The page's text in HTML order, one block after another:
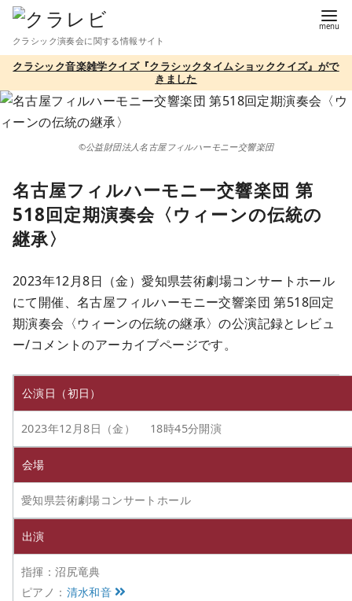
テ
ツ
へ
クラシック演奏会に関する情報サイト
クラシック音楽雑学クイズ『クラシックタイムショッククイズ』がで
きました
©公益財団法人名古屋フィルハーモニー交響楽団
名古屋フィルハーモニー交響楽団 第
518回定期演奏会〈ウィーンの伝統の
継承〉
2023年12月8日（金）愛知県芸術劇場コンサートホール
にて開催、名古屋フィルハーモニー交響楽団 第518回定
期演奏会〈ウィーンの伝統の継承〉の公演記録とレビュ
ー/コメントのアーカイブページです。
公演日（初日）
2023年12月8日（金） 18時45分開演
会場
愛知県芸術劇場コンサートホール
出演
指揮：沼尻竜典
ピアノ： 清水和音